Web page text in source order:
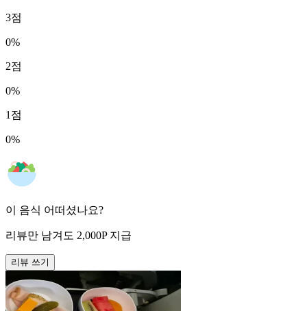
3점
0%
2점
0%
1 점
0%
이 음식 어떠셨나요?
리뷰만 남겨도 2,000P 지급
리뷰 쓰기